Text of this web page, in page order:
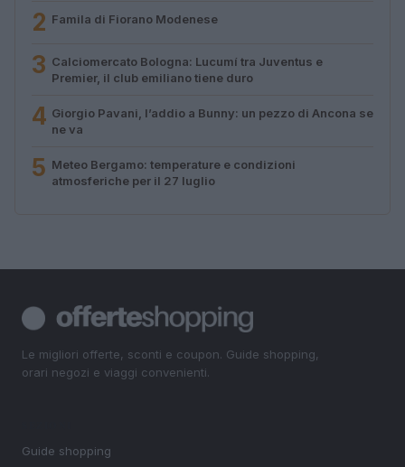
2 Famila di Fiorano Modenese
3 Calciomercato Bologna: Lucumí tra Juventus e
Premier, il club emiliano tiene duro
4 Giorgio Pavani, l’addio a Bunny: un pezzo di Ancona se
ne va
5 Meteo Bergamo: temperature e condizioni
atmosferiche per il 27 luglio
Le migliori offerte, sconti e coupon. Guide shopping,
orari negozi e viaggi convenienti.
Guide shopping